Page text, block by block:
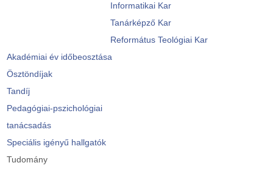
Informatikai Kar
Tanárképző Kar
Református Teológiai Kar
Akadémiai év időbeosztása
Ösztöndíjak
Tandíj
Pedagógiai-pszichológiai
tanácsadás
Speciális igényű hallgatók
Tudomány